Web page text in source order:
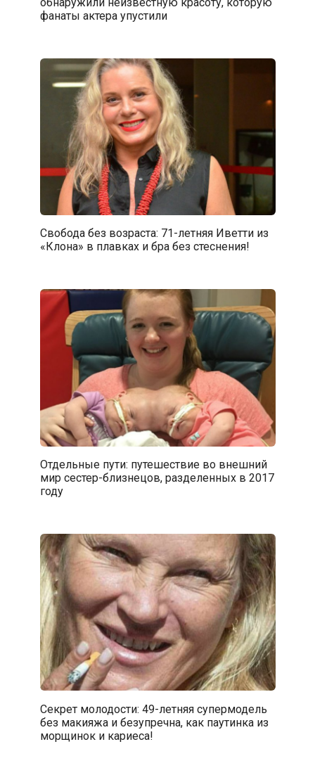
фанаты актера упустили
Свобода без возраста: 71-летняя Иветти из
«Клона» в плавках и бра без стеснения!
Отдельные пути: путешествие во внешний
мир сестер-близнецов, разделенных в 2017
году
Секрет молодости: 49-летняя супермодель
без макияжа и безупречна, как паутинка из
морщинок и кариеса!